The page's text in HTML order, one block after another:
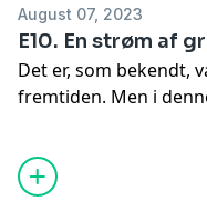
August 07, 2023
E10. En strøm af
Det er, som bekendt,
fremtiden. Men i
Danmarkshistorien
tegner sig tre store
er grøn, den er sikker